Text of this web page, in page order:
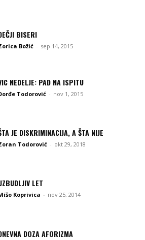
BISERI
Božić - sep 14, 2015
NEDELJE: PAD NA ISPITU
Todorović - nov 1, 2015
JE DISKRIMINACIJA, A ŠTA NIJE
Todorović - okt 29, 2018
LET
Koprivica - nov 25, 2014
DOZA AFORIZMA